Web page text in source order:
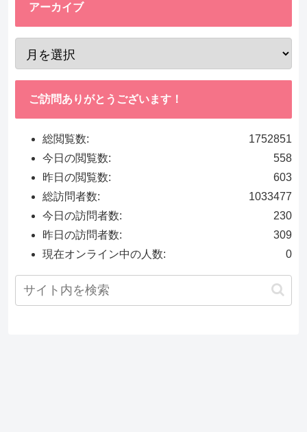
アーカイブ
ご訪問ありがとうございます！
1752851
総閲覧数:
558
今日の閲覧数:
603
昨日の閲覧数:
1033477
総訪問者数:
230
今日の訪問者数:
309
昨日の訪問者数:
0
現在オンライン中の人数: